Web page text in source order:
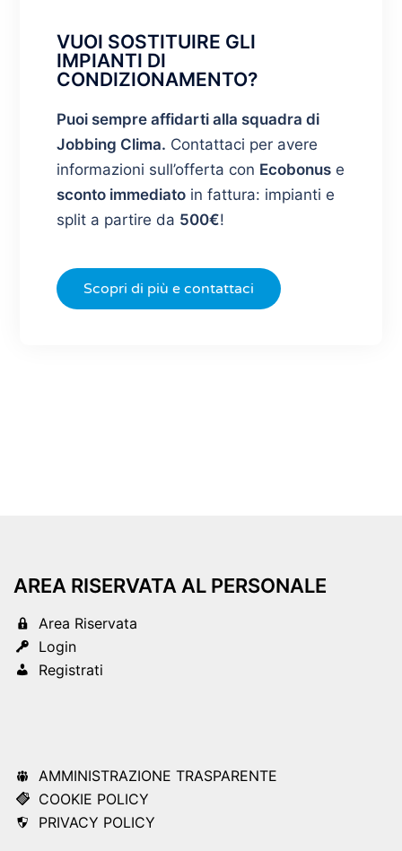
VUOI SOSTITUIRE GLI
IMPIANTI DI
CONDIZIONAMENTO?
Puoi sempre affidarti alla squadra di
Jobbing Clima. Contattaci per avere
informazioni sull’offerta con Ecobonuse
sconto immediatoin fattura: impianti e
split a partire da 500€!
Scopri di più e contattaci
AREA RISERVATA AL PERSONALE
Area Riservata
Login
Registrati
AMMINISTRAZIONE TRASPARENTE
COOKIE POLICY
PRIVACY POLICY